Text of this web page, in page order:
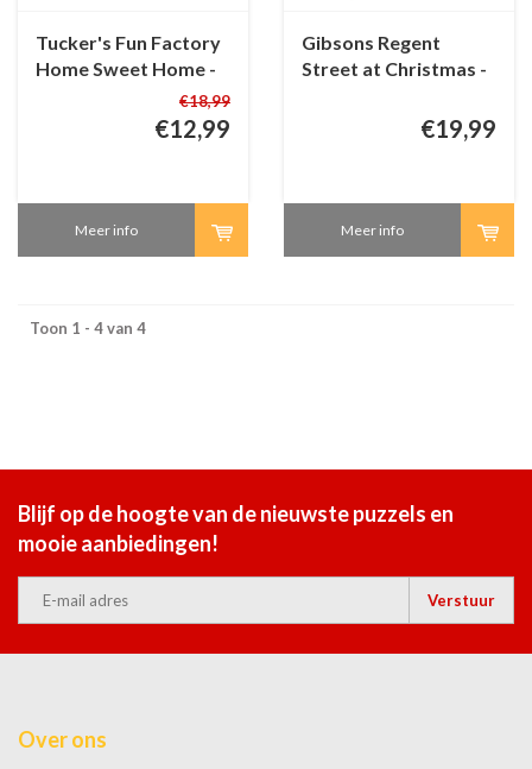
Tucker's Fun Factory
Home Sweet Home -
€18,99
€12,99
Meer info
Gibsons Regent
Street at Christmas -
€19,99
Meer info
Toon 1 - 4 van 4
Blijf op de hoogte van de nieuwste puzzels en
mooie aanbiedingen!
Verstuur
Over ons